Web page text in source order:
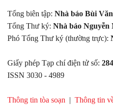
Tổng biên tập: Nhà báo Bùi
Tổng Thư ký: Nhà báo Nguyễn
Phó Tổng Thư ký (thường trực):
Giấy phép Tạp chí điện tử số:
ISSN 3030 - 4989
Thông tin tòa soạn | Thông tin